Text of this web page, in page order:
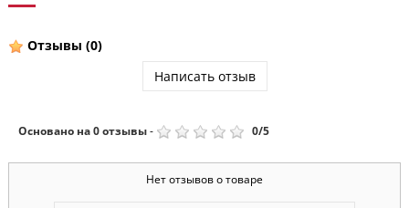
Отзывы (0)
Написать отзыв
Основано на0отзывы- 0/5
Нет отзывов о товаре